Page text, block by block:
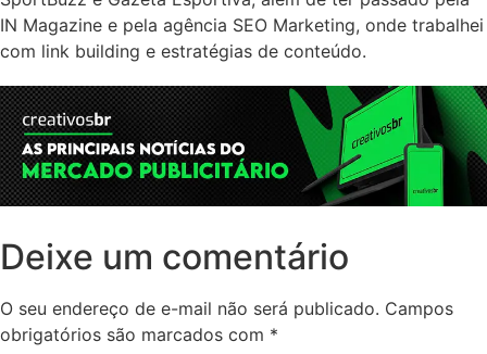
IN Magazine e pela agência SEO Marketing, onde trabalhei
com link building e estratégias de conteúdo.
Deixe um comentário
O seu endereço de e-mail não será publicado. Campos
obrigatórios são marcados com *